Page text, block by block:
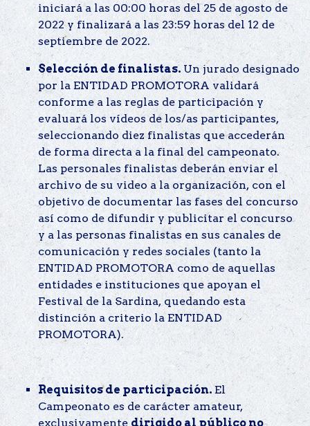
iniciará a las 00:00 horas del 25 de agosto de
2022 y finalizará a las 23:59 horas del 12 de
septiembre de 2022.
Selección de finalistas.Un jurado designado
por la ENTIDAD PROMOTORA validará
conforme a las reglas de participación y
evaluará los vídeos de los/as participantes,
seleccionando diez finalistas que accederán
de forma directa a la final del campeonato.
Las personales finalistas deberán enviar el
archivo de su video a la organización, con el
objetivo de documentar las fases del concurso
así como de difundir y publicitar el concurso
y a las personas finalistas en sus canales de
comunicación y redes sociales (tanto la
ENTIDAD PROMOTORA como de aquellas
entidades e instituciones que apoyan el
Festival de la Sardina, quedando esta
distinción a criterio la ENTIDAD
PROMOTORA).
Requisitos de participación.El
Campeonato es de carácter amateur,
exclusivamente dirigido al público no